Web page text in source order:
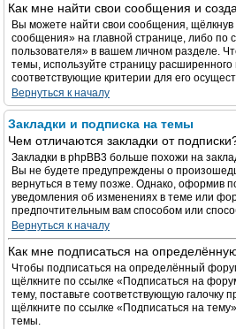
Как мне найти свои сообщения и
Вы можете найти свои сообщения,
сообщения» на главной странице, либо по
пользователя» в вашем личном разделе.
темы, используйте страницу расширенного
соответствующие критерии для его
Вернуться к началу
Закладки и подписка на темы
Чем отличаются закладки от
Закладки в phpBB3 больше похожи на
Вы не будете предупреждены о
вернуться в тему позже. Однако, оформив
уведомления об изменениях в теме или
предпочтительным вам способом или
Вернуться к началу
Как мне подписаться на
Чтобы подписаться на определённый
щёлкните по ссылке «Подписаться на
тему, поставьте соответствующую галочку
щёлкните по ссылке «Подписаться на
темы.